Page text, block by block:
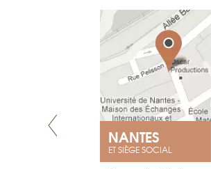
NANTES
ET SIÈGE SOCIAL